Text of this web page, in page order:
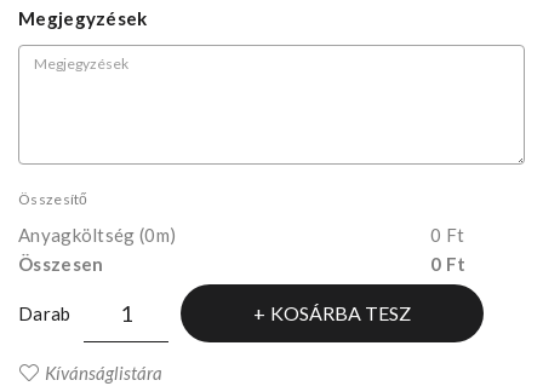
Megjegyzések
Összesítő
Anyagköltség (0m)
0 Ft
Összesen
0 Ft
Darab KOSÁRBA TESZ
Kívánságlistára